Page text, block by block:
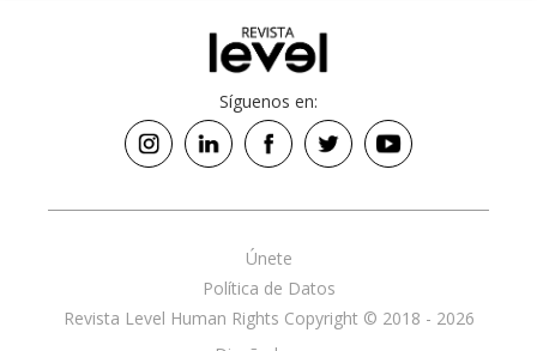
Síguenos en:
Revista Level Human Rights Copyright © 2018 - 2026
Política de Datos
Únete